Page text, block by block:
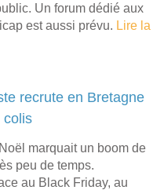
Un forum dédié aux
est aussi prévu. Lire la
recrute en Bretagne
colis
marquait un boom de
peu de temps.
au Black Friday, au